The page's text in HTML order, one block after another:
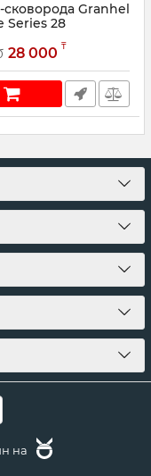
сковорода Granhel
Series 28
BSG1728 D3 (GR)
28 000 ₸
на